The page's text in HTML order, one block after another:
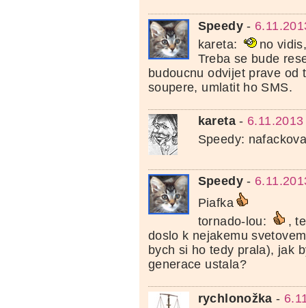
Speedy-
kareta:
no
Treba se bude
budoucnu odvijet prave od
soupere, umlatit ho SMS.
kareta-
Speedy:
Speedy-
Piafka
tornado-lou:
,
doslo k nejakemu
bych si ho tedy prala), jak
generace ustala?
rychlonožka -